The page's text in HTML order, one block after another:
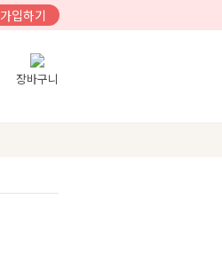
가입하기
장바구니